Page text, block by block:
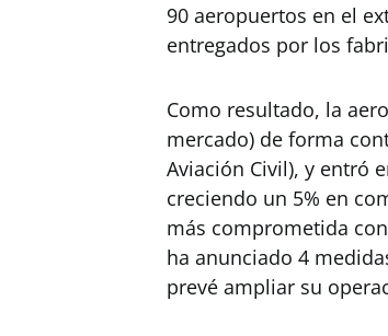
90 aeropuertos en el
entregados por los
Como resultado, la
mercado) de forma
Aviación Civil), y entró
creciendo un 5% en
más comprometida
ha anunciado 4
prevé ampliar su